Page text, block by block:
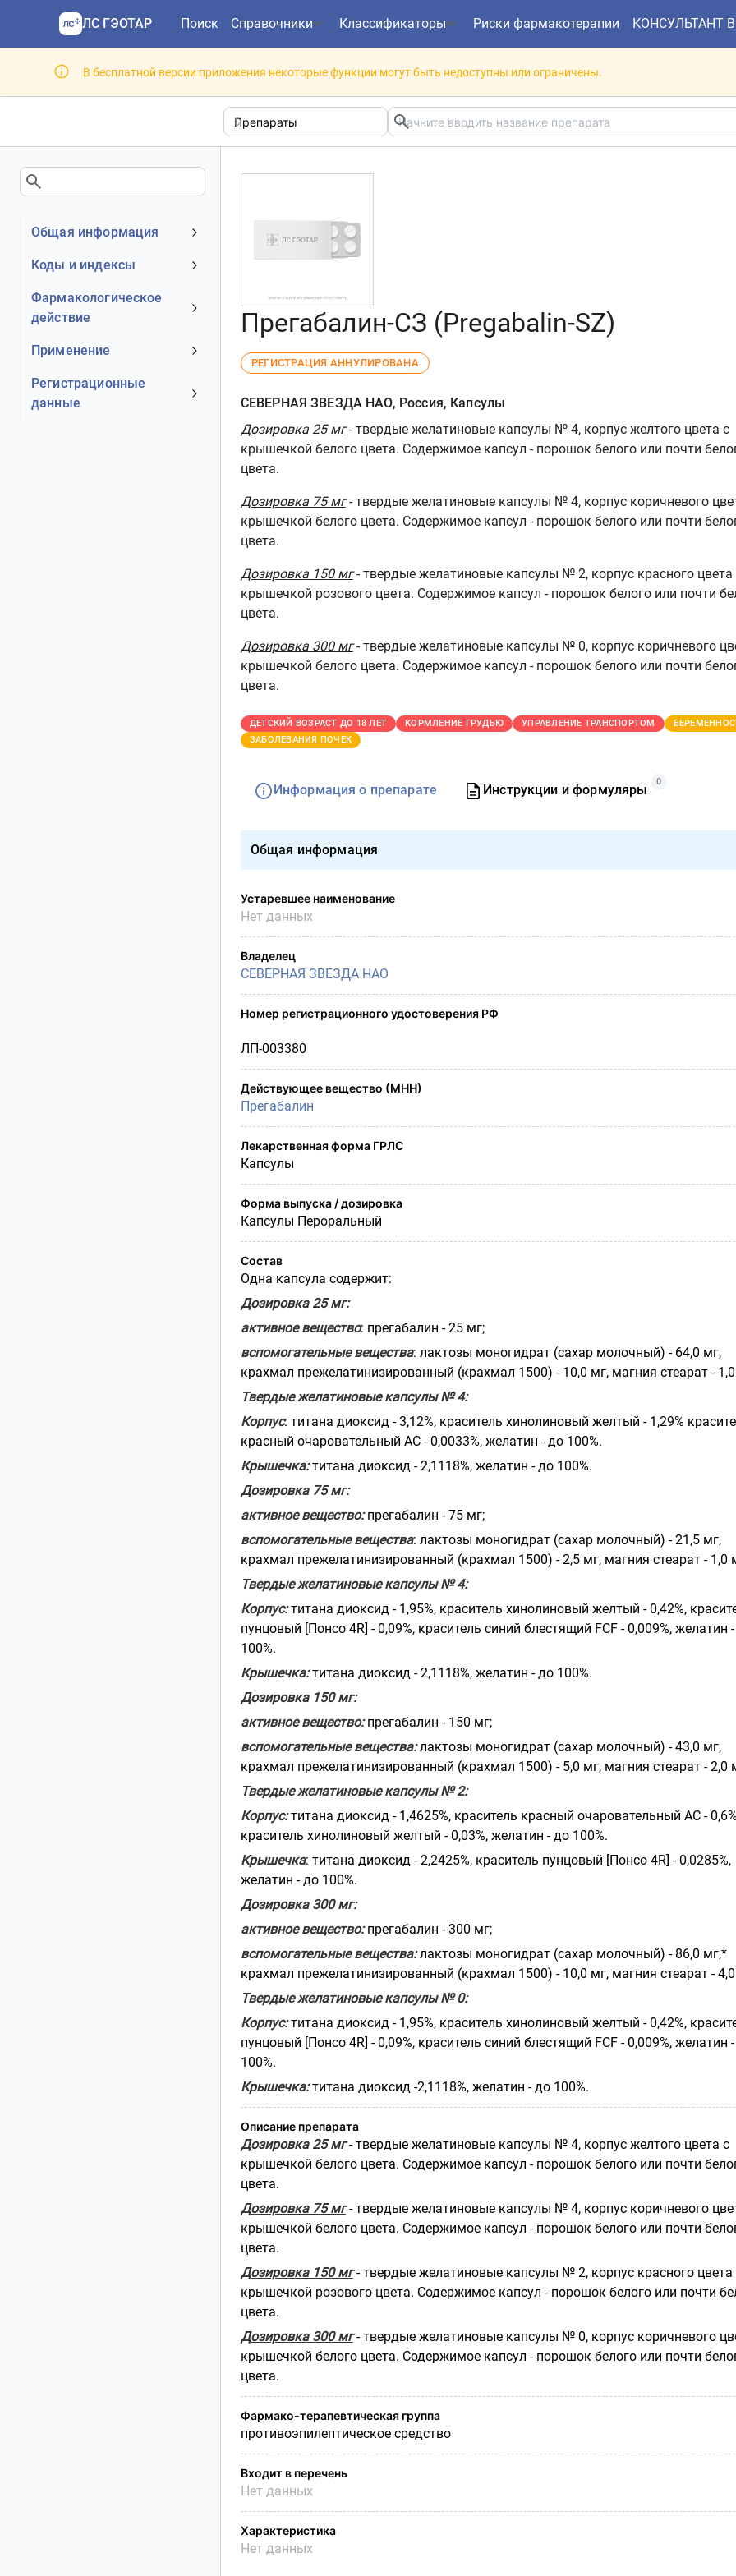
ЛС ГЭОТАР Поиск Справочники Классификаторы Риски фармакотерапии КОНСУЛЬТАНТ
В бесплатной версии приложения некоторые функции могут быть недоступны или ограничены.
Общая информация
Устаревшее наименование
Номер регистрационного
удостоверения РФ
Действующее вещество
Лекарственная форма ГРЛС
Коды и индексы
АТХ код
МКБ-10 код
Фармакологическое
действие
Механизм действия
Фармакодинамика
Применение
Показания
Противопоказания
Регистрационные
данные
Прегабалин-СЗ (Pregabalin-SZ)
РЕГИСТРАЦИЯ АННУЛИРОВАНА
СЕВЕРНАЯ ЗВЕЗДА НАО, Россия, Капсулы
Дозировка 25 мг- твердые желатиновые капсулы № 4, корпус желтого цвета с
крышечкой белого цвета. Содержимое капсул - порошок белого или почти
цвета.
Дозировка 75 мг- твердые желатиновые капсулы № 4, корпус коричневого
крышечкой белого цвета. Содержимое капсул - порошок белого или почти
цвета.
Дозировка 150 мг - твердые желатиновые капсулы № 2, корпус красного цвета
крышечкой розового цвета. Содержимое капсул - порошок белого или почти
цвета.
Дозировка 300 мг- твердые желатиновые капсулы № 0, корпус коричневого
крышечкой белого цвета. Содержимое капсул - порошок белого или почти
цвета.
ДЕТСКИЙ ВОЗРАСТ ДО 18 ЛЕТ КОРМЛЕНИЕ ГРУДЬЮ УПРАВЛЕНИЕ ТРАНСПОРТОМ
ЗАБОЛЕВАНИЯ ПОЧЕК
Информация о препарате Инструкции и формуляры
0
Общая информация
Устаревшее наименование
Нет данных
Владелец
СЕВЕРНАЯ ЗВЕЗДА НАО
Номер регистрационного удостоверения РФ
ЛП-003380
Действующее вещество (МНН)
Прегабалин
Лекарственная форма ГРЛС
Капсулы
Форма выпуска / дозировка
Капсулы Пероральный
Состав
Одна капсула содержит:
Дозировка 25 мг:
активное вещество: прегабалин - 25 мг;
вспомогательные вещества: лактозы моногидрат (сахар молочный) - 64,0 мг,
крахмал прежелатинизированный (крахмал 1500) - 10,0 мг, магния стеарат -
Твердые желатиновые капсулы № 4:
Корпус: титана диоксид - 3,12%, краситель хинолиновый желтый - 1,29%
красный очаровательный АС - 0,0033%, желатин - до 100%.
Крышечка:титана диоксид - 2,1118%, желатин - до 100%.
Дозировка 75 мг:
активное вещество:прегабалин - 75 мг;
вспомогательные вещества: лактозы моногидрат (сахар молочный) - 21,5 мг,
крахмал прежелатинизированный (крахмал 1500) - 2,5 мг, магния стеарат - 1,0
Твердые желатиновые капсулы № 4:
Корпус:титана диоксид - 1,95%, краситель хинолиновый желтый - 0,42%,
пунцовый [Понсо 4R] - 0,09%, краситель синий блестящий FCF - 0,009%, желатин
100%.
Крышечка:титана диоксид - 2,1118%, желатин - до 100%.
Дозировка 150 мг:
активное вещество:прегабалин - 150 мг;
вспомогательные вещества:лактозы моногидрат (сахар молочный) - 43,0 мг,
крахмал прежелатинизированный (крахмал 1500) - 5,0 мг, магния стеарат - 2,0
Твердые желатиновые капсулы № 2:
Корпус:титана диоксид - 1,4625%, краситель красный очаровательный АС -
краситель хинолиновый желтый - 0,03%, желатин - до 100%.
Крышечка: титана диоксид - 2,2425%, краситель пунцовый [Понсо 4R] - 0,0285%,
желатин - до 100%.
Дозировка 300 мг:
активное вещество:прегабалин - 300 мг;
вспомогательные вещества:лактозы моногидрат (сахар молочный) - 86,0 мг,*
крахмал прежелатинизированный (крахмал 1500) - 10,0 мг, магния стеарат -
Твердые желатиновые капсулы № 0:
Корпус:титана диоксид - 1,95%, краситель хинолиновый желтый - 0,42%,
пунцовый [Понсо 4R] - 0,09%, краситель синий блестящий FCF - 0,009%, желатин
100%.
Крышечка:титана диоксид -2,1118%, желатин - до 100%.
Описание препарата
Дозировка 25 мг- твердые желатиновые капсулы № 4, корпус желтого цвета с
крышечкой белого цвета. Содержимое капсул - порошок белого или почти
цвета.
Дозировка 75 мг- твердые желатиновые капсулы № 4, корпус коричневого
крышечкой белого цвета. Содержимое капсул - порошок белого или почти
цвета.
Дозировка 150 мг - твердые желатиновые капсулы № 2, корпус красного цвета
крышечкой розового цвета. Содержимое капсул - порошок белого или почти
цвета.
Дозировка 300 мг- твердые желатиновые капсулы № 0, корпус коричневого
крышечкой белого цвета. Содержимое капсул - порошок белого или почти
цвета.
Фармако-терапевтическая группа
противоэпилептическое средство
Входит в перечень
Нет данных
Характеристика
Нет данных